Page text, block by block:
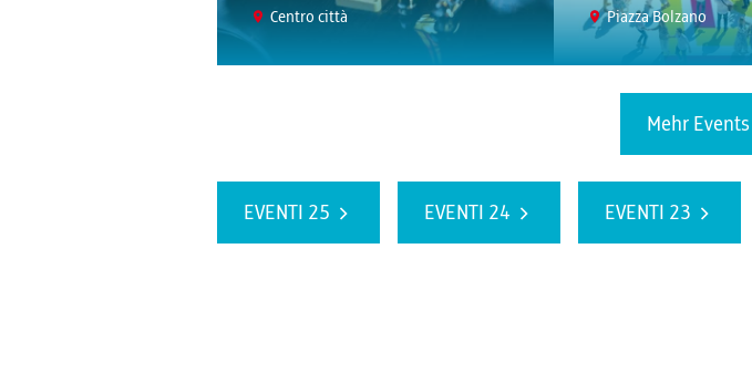
Centro città
Piazza Bolzano
Mehr
EVENTI 25 EVENTI 24 EVENTI 23